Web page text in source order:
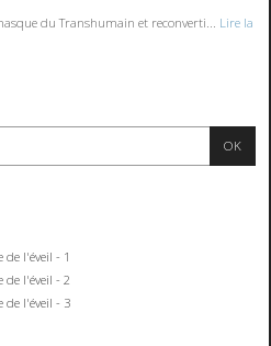
du Transhumain et reconverti...
Lire la
de l'éveil - 1
de l'éveil - 2
de l'éveil - 3